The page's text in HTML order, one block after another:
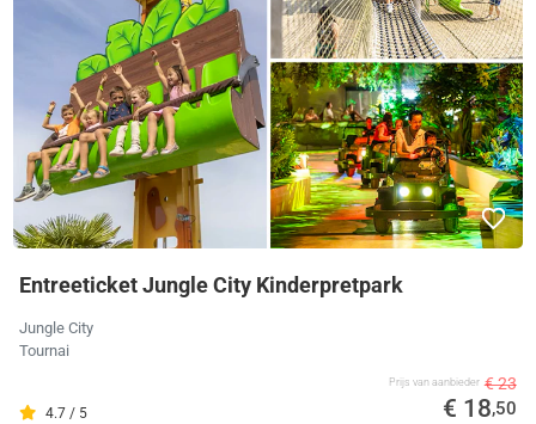
Entreeticket Jungle City Kinderpretpark
Jungle City
Tournai
4.7 / 5
Prijs van aanbieder € 23
€ 18,50